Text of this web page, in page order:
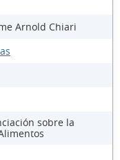
Arnold Chiari
sobre la